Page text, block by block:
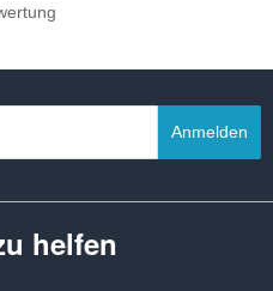
Anmelden
helfen